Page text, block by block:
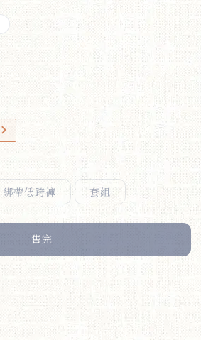
綁帶低跨褲 套組
售完